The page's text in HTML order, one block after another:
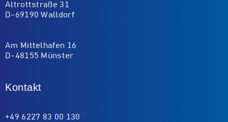
Altrottstraße 31
D-69190 Walldorf
Am Mittelhafen 16
D-48155 Münster
Kontakt
+49 6227 83 00 130